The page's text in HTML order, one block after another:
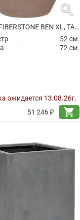
search
КАШПО FIBERSTONE BEN XL, TAUPE
52 см.
72 см.
ожидается 13.08.26г.
51 246 ₽
shopping_cart